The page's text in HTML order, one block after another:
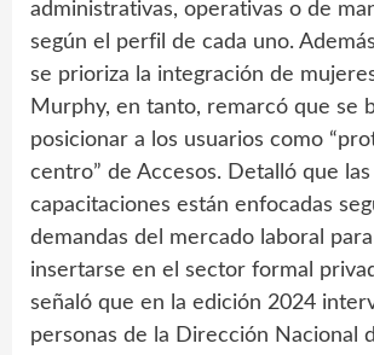
administrativas, operativas o de
según el perfil de cada uno.
se prioriza la integración de
Murphy, en tanto, remarcó que se
posicionar a los usuarios como
centro” de Accesos. Detalló que las
capacitaciones están enfocadas
demandas del mercado laboral
insertarse en el sector formal
señaló que en la edición 2024
personas de la Dirección Nacional